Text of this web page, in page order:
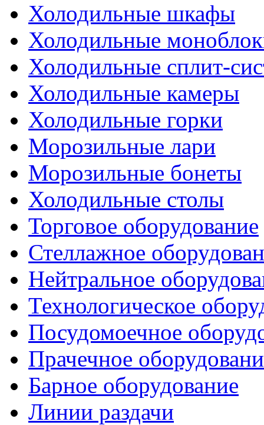
Холодильные шкафы
Холодильные
Холодильные сплит-
Холодильные камеры
Холодильные горки
Морозильные лари
Морозильные бонеты
Холодильные столы
Торговое оборудование
Стеллажное
Нейтральное
Технологическое
Посудомоечное
Прачечное
Барное оборудование
Линии раздачи